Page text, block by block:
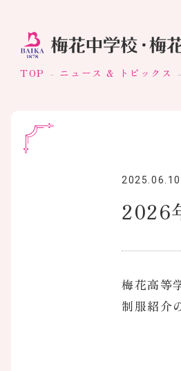
TOP ニュース & トピックス
2025.06.10
2026
梅花高等
制服紹介